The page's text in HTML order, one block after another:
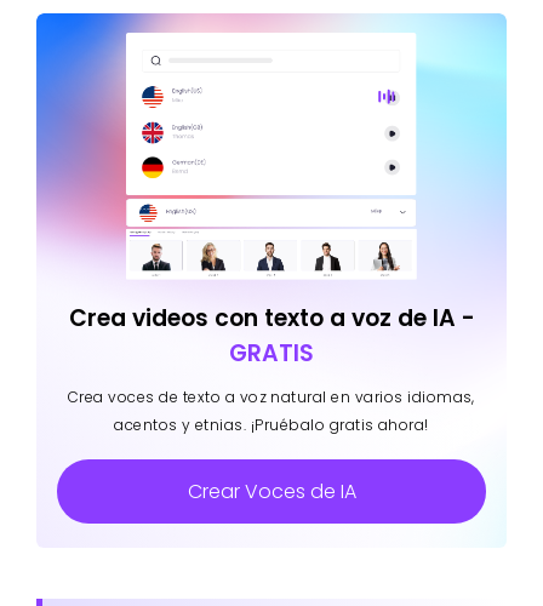
Crea videos con texto a voz de IA -
GRATIS
Crea voces de texto a voz natural en varios idiomas,
acentos y etnias. ¡Pruébalo gratis ahora!
Crear Voces de IA